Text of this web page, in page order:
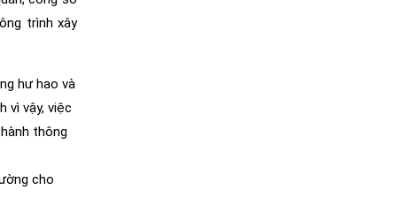
trình xây
hư hao và
vì vậy, việc
thông
cho